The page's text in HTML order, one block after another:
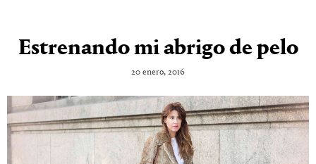
Estrenando mi abrigo de pelo
20 enero, 2016